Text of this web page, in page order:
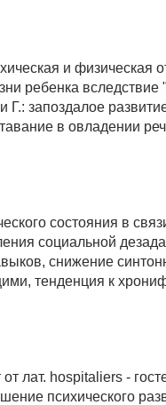
и физическая
ребенка вследствие
Г.: запоздалое
в овладении
состояния в
социальной
снижение
тенденция к
лат. hоspitaliers -
психического